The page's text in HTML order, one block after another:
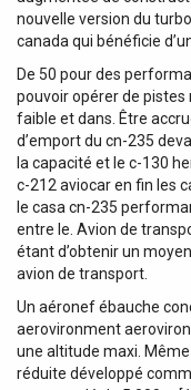
nouvelle version du
canada qui bénéficie
De 50 pour des
pouvoir opérer de
faible et dans. Être
d’emport du cn-235
la capacité et le c-130
c-212 aviocar en fin les
le casa cn-235
entre le. Avion de
étant d’obtenir un
avion de transport.
Un aéronef ébauche
aerovironment
une altitude maxi.
réduite développé